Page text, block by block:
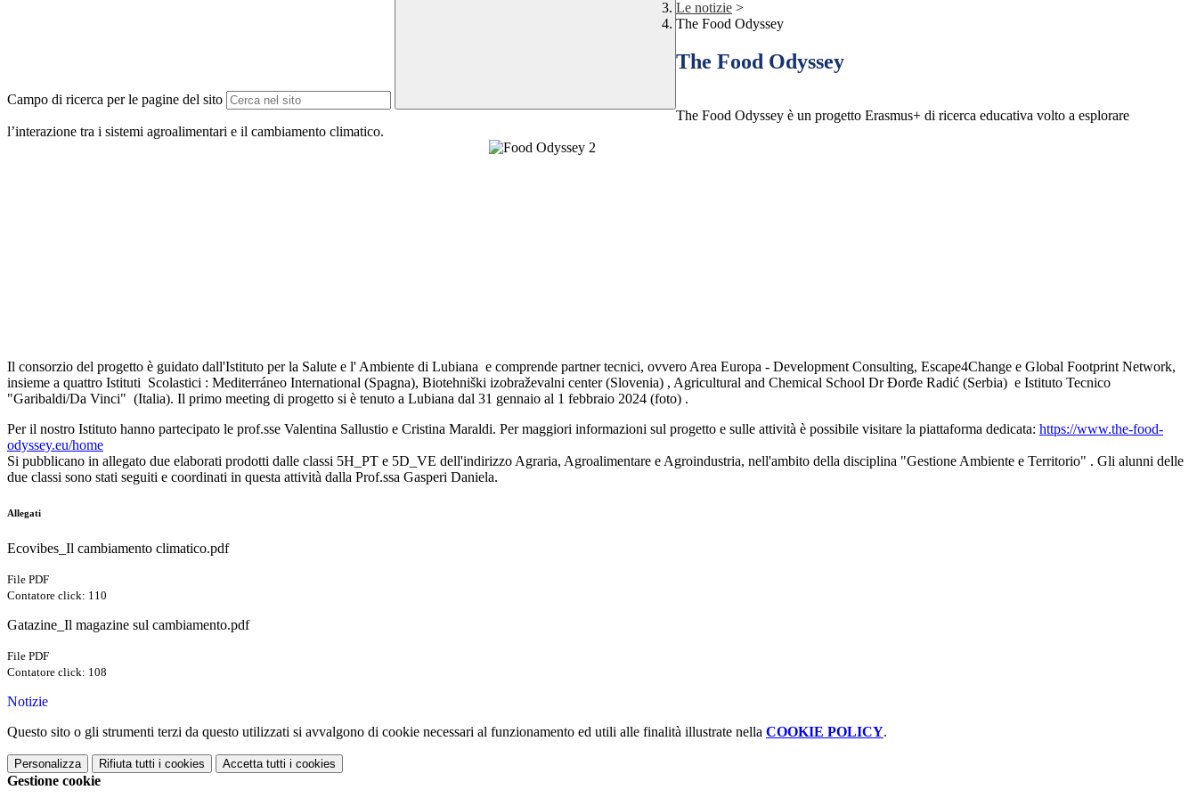
Campo di ricerca per le pagine del sito
Le notizie >
The Food Odyssey
The Food Odyssey
The Food Odyssey è un progetto Erasmus+ di ricerca educativa volto a esplorare
l’interazione tra i sistemi agroalimentari e il cambiamento climatico.
Il consorzio del progetto è guidato dall'Istituto per la Salute e l' Ambiente di Lubiana e comprende partner tecnici, ovvero Area Europa - Development Consulting, Escape4Change e Global Footprint Network,
insieme a quattro Istituti Scolastici : Mediterráneo International (Spagna), Biotehniški izobraževalni center (Slovenia) , Agricultural and Chemical School Dr Đorđe Radić (Serbia) e Istituto Tecnico
"Garibaldi/Da Vinci" (Italia). Il primo meeting di progetto si è tenuto a Lubiana dal 31 gennaio al 1 febbraio 2024 (foto) .
Per il nostro Istituto hanno partecipato le prof.sse Valentina Sallustio e Cristina Maraldi. Per maggiori informazioni sul progetto e sulle attività è possibile visitare la piattaforma dedicata: https://www.the-food-
odyssey.eu/home
Si pubblicano in allegato due elaborati prodotti dalle classi 5H_PT e 5D_VE dell'indirizzo Agraria, Agroalimentare e Agroindustria, nell'ambito della disciplina "Gestione Ambiente e Territorio" . Gli alunni delle
due classi sono stati seguiti e coordinati in questa attività dalla Prof.ssa Gasperi Daniela.
Allegati
Ecovibes_Il cambiamento climatico.pdf
File PDF
Contatore click: 110
Gatazine_Il magazine sul cambiamento.pdf
File PDF
Contatore click: 108
Notizie
Questo sito o gli strumenti terzi da questo utilizzati si avvalgono di cookie necessari al funzionamento ed utili alle finalità illustrate nella COOKIE POLICY.
Personalizza Rifiuta tutti i cookies Accetta tutti i cookies
Gestione cookie